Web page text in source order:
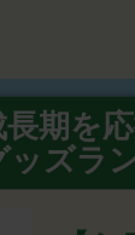
期を
ッズラ